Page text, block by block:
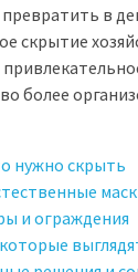
в
скрытие
более
нужно скрыть
и ограждения